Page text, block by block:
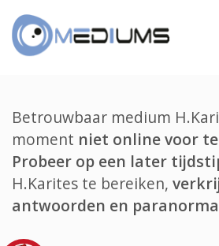
Betrouwbaar medium
moment niet online voor
Probeer op een later
H.Karites te bereiken,
antwoorden en